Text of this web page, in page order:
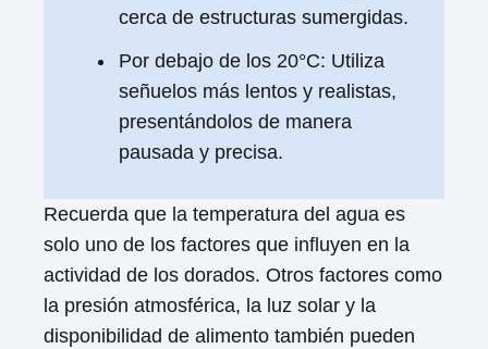
cerca de estructuras sumergidas.
Por debajo de los 20°C: Utiliza
señuelos más lentos y realistas,
presentándolos de manera
pausada y precisa.
Recuerda que la temperatura del agua es
solo uno de los factores que influyen en la
actividad de los dorados. Otros factores como
la presión atmosférica, la luz solar y la
disponibilidad de alimento también pueden